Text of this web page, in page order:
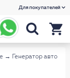
Для покупателей
→ Генератор авто